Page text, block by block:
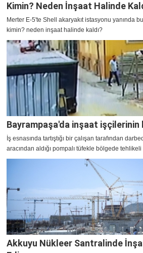
Kimin? Neden İnşaat Halinde
Merter E-5'te Shell akaryakıt istasyonu yanında
kimin? neden inşaat halinde kaldı?
Bayrampaşa'da inşaat işçilerinin
İş esnasında tartıştığı bir çalışan tarafından
aracından aldığı pompalı tüfekle bölgede
Akkuyu Nükleer Santralinde